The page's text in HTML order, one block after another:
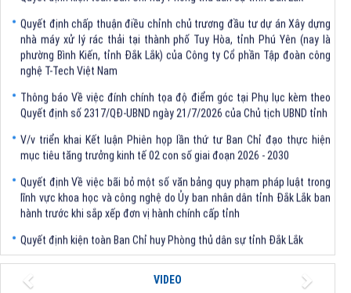
nhà máy xử lý rác thải tại thành phố Tuy Hòa, tỉnh Phú Yên (nay là
phường Bình Kiến, tỉnh Đắk Lắk) của Công ty Cổ phần Tập đoàn công
nghệ T-Tech Việt Nam
Quyết định số 2317/QĐ-UBND ngày 21/7/2026 của Chủ tịch UBND tỉnh
mục tiêu tăng trưởng kinh tế 02 con số giai đoạn 2026 - 2030
lĩnh vực khoa học và công nghệ do Ủy ban nhân dân tỉnh Đắk Lắk ban
hành trước khi sắp xếp đơn vị hành chính cấp tỉnh
Quyết định chấp thuận điều chỉnh chủ trương đầu tư dự án Xây dựng
phường Bình Kiến, tỉnh Đắk Lắk) của Công ty Cổ phần Tập đoàn công
VIDEO
Previous Next